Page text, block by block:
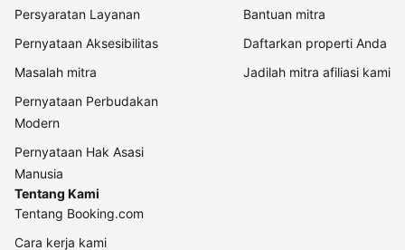
Persyaratan Layanan
Pernyataan Aksesibilitas
Masalah mitra
Pernyataan Perbudakan
Modern
Pernyataan Hak Asasi
Manusia
Bantuan mitra
Daftarkan properti Anda
Jadilah mitra afiliasi kami
Tentang Kami
Tentang Booking.com
Cara kerja kami